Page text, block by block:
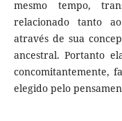
mesmo tempo,
relacionado tanto
através de sua
ancestral. Portanto
concomitantemente,
elegido pelo